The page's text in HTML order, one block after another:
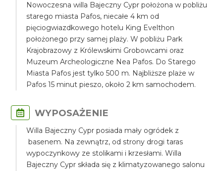
Nowoczesna willa Bajeczny Cypr położona w pobliżu
starego miasta Pafos, niecałe 4 km od
pięciogwiazdkowego hotelu King Evelthon
położonego przy samej plaży. W pobliżu Park
Krajobrazowy z Królewskimi Grobowcami oraz
Muzeum Archeologiczne Nea Pafos. Do Starego
Miasta Pafos jest tylko 500 m. Najbliższe plaże w
Pafos 15 minut pieszo, około 2 km samochodem.
WYPOSAŻENIE
Willa Bajeczny Cypr posiada mały ogródek z
basenem. Na zewnątrz, od strony drogi taras
wypoczynkowy ze stolikami i krzesłami. Willa
Bajeczny Cypr składa się z klimatyzowanego salonu